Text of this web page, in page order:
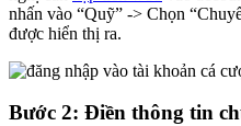
nhấn vào “Quỹ” -> Chọn
được hiển thị ra.
Bước 2: Điền thông tin